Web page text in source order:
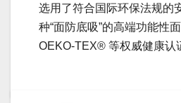
选用了符合国际环保法规的
种“面防底吸”的高端功能性
OEKO-TEX® 等权威健康认